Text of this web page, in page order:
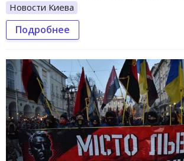
Новости Киева
Подробнее